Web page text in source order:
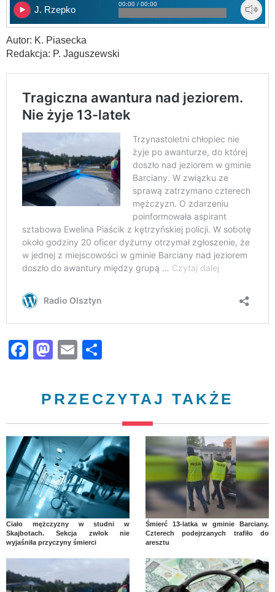
J. Rzepko
00:00 / 00:00
Autor: K. Piasecka
Redakcja: P. Jaguszewski
Facebook
Mastodon
Email
PRZECZYTAJ TAKŻE
Ciało mężczyzny w studni w
Skajbotach. Sekcja zwłok nie
wyjaśniła przyczyny śmierci
Śmierć 13-latka w gminie Barciany.
Czterech podejrzanych trafiło do
aresztu